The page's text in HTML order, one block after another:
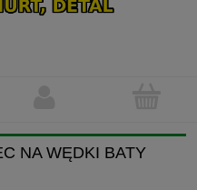
NA WĘDKI BATY